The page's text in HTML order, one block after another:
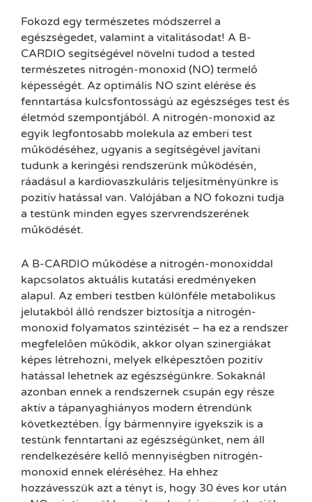
Fokozd egy természetes módszerrel a
egészségedet, valamint a vitalitásodat! A B-
CARDIO segítségével növelni tudod a tested
természetes nitrogén-monoxid (NO) termelő
képességét. Az optimális NO szint elérése és
fenntartása kulcsfontosságú az egészséges test és
életmód szempontjából. A nitrogén-monoxid az
egyik legfontosabb molekula az emberi test
működéséhez, ugyanis a segítségével javítani
tudunk a keringési rendszerünk működésén,
ráadásul a kardiovaszkuláris teljesítményünkre is
pozitív hatással van. Valójában a NO fokozni tudja
a testünk minden egyes szervrendszerének
működését.
A B-CARDIO működése a nitrogén-monoxiddal
kapcsolatos aktuális kutatási eredményeken
alapul. Az emberi testben különféle metabolikus
jelutakból álló rendszer biztosítja a nitrogén-
monoxid folyamatos szintézisét – ha ez a rendszer
megfelelően működik, akkor olyan szinergiákat
képes létrehozni, melyek elképesztően pozitív
hatással lehetnek az egészségünkre. Sokaknál
azonban ennek a rendszernek csupán egy része
aktív a tápanyaghiányos modern étrendünk
következtében. Így bármennyire igyekszik is a
testünk fenntartani az egészségünket, nem áll
rendelkezésére kellő mennyiségben nitrogén-
monoxid ennek eléréséhez. Ha ehhez
hozzávesszük azt a tényt is, hogy 30 éves kor után